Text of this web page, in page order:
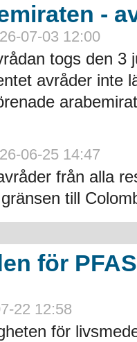
-
07-03 12:00
togs den 3
avråder inte
06-25 14:47
från alla
till
för
22 12:58
för